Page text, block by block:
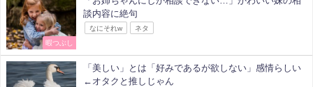
暇つぶし
談内容に絶句
なにそれw ネタ
「美しい」とは「好みであるが欲しない」感情らしい
←オタクと推しじゃん